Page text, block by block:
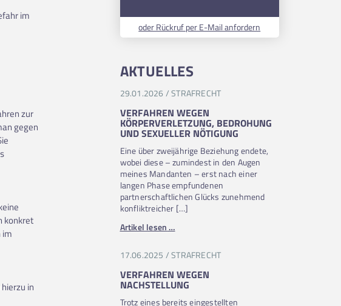
oder Rückruf per E-Mail anfordern
AKTUELLES
29.01.2026 /STRAFRECHT
VERFAHREN WEGEN
KÖRPERVERLETZUNG, BEDROHUNG
UND SEXUELLER NÖTIGUNG
Eine über zweijährige Beziehung endete,
wobei diese – zumindest in den Augen
meines Mandanten – erst nach einer
langen Phase empfundenen
partnerschaftlichen Glücks zunehmend
konfliktreicher […]
Artikel lesen…
17.06.2025 /STRAFRECHT
VERFAHREN WEGEN
NACHSTELLUNG
Trotz eines bereits eingestellten
im
zur
gegen
konkret
im
in